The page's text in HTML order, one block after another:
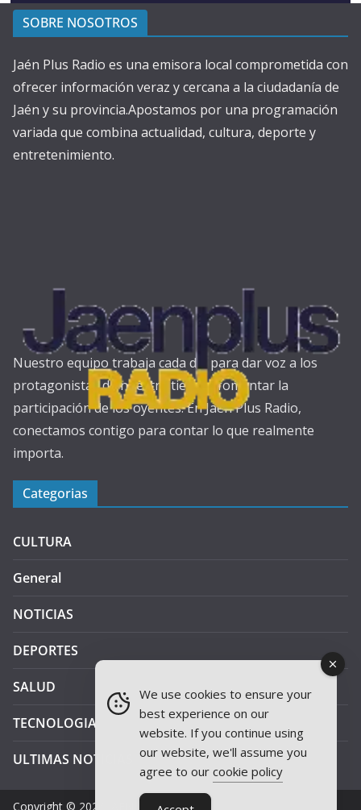
SOBRE NOSOTROS
Jaén Plus Radio es una emisora local comprometida con
ofrecer información veraz y cercana a la ciudadanía de
Jaén y su provincia.Apostamos por una programación
variada que combina actualidad, cultura, deporte y
entretenimiento.
Nuestro equipo trabaja cada día para dar voz a los
protagonistas de nuestra tierra y fomentar la
participación de los oyentes. En Jaén Plus Radio,
conectamos contigo para contar lo que realmente
importa.
Categorias
CULTURA
General
NOTICIAS
DEPORTES
SALUD
TECNOLOGIA
ULTIMAS NOTICIAS
Copyright © 2026 JAEN PLUS RADIO
We use cookies to ensure your
best experience on our
website. If you continue using
our website, we'll assume you
agree to our cookie policy